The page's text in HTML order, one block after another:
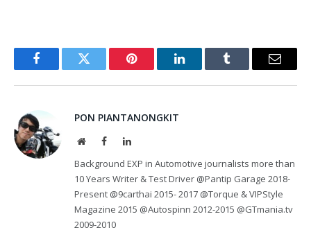
FacebookTwitter Pinterest LinkedInTumblr Email
PON PIANTANONGKIT
WebsiteFacebookLinkedIn
Background EXP in Automotive journalists more than
10 Years Writer & Test Driver @Pantip Garage 2018-
Present @9carthai 2015- 2017 @Torque & VIPStyle
Magazine 2015 @Autospinn 2012-2015 @GTmania.tv
2009-2010